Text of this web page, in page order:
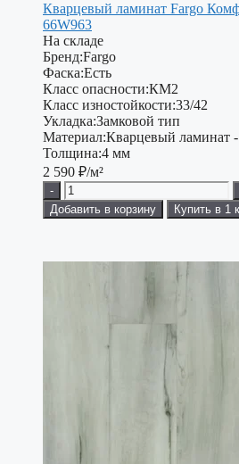
Кварцевый ламинат Fargo
66W963
На складе
Бренд:Fargo
Фаска:Есть
Класс опасности:КМ2
Класс изностойкости:33/42
Укладка:Замковой тип
Материал:Кварцевый ламинат -
Толщина:4 мм
2 590 ₽/м²
-
Добавить в корзину
Купить в 1